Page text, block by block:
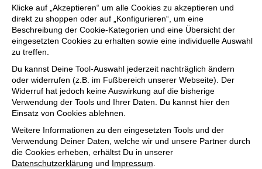
Klicke auf „Akzeptieren“ um alle Cookies zu akzeptieren und
direkt zu shoppen oder auf „Konfigurieren“, um eine
Beschreibung der Cookie-Kategorien und eine Übersicht der
eingesetzten Cookies zu erhalten sowie eine individuelle Auswahl
zu treffen.
Du kannst Deine Tool-Auswahl jederzeit nachträglich ändern
oder widerrufen (z.B. im Fußbereich unserer Webseite). Der
Widerruf hat jedoch keine Auswirkung auf die bisherige
Verwendung der Tools und Ihrer Daten. Du kannst hier den
Einsatz von Cookies ablehnen.
Weitere Informationen zu den eingesetzten Tools und der
Verwendung Deiner Daten, welche wir und unsere Partner durch
die Cookies erheben, erhältst Du in unserer
Datenschutzerklärung und Impressum.